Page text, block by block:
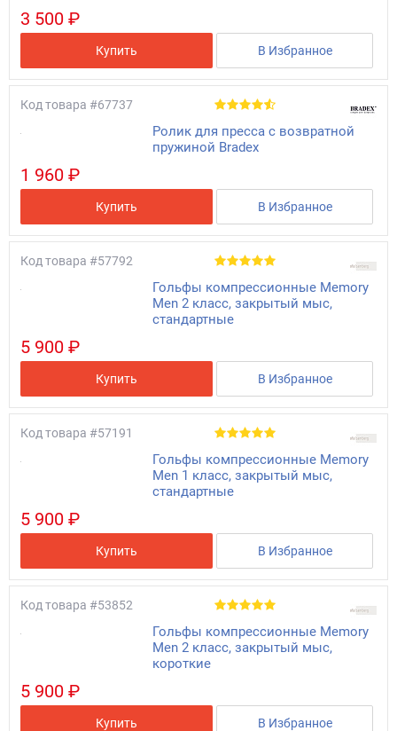
3 500 ₽
Купить В Избранное
Код товара #67737
Ролик для пресса с возвратной
пружиной Bradex
1 960 ₽
Купить В Избранное
Код товара #57792
Гольфы компрессионные Memory
Men 2 класс, закрытый мыс,
стандартные
5 900 ₽
Купить В Избранное
Код товара #57191
Гольфы компрессионные Memory
Men 1 класс, закрытый мыс,
стандартные
5 900 ₽
Купить В Избранное
Код товара #53852
Гольфы компрессионные Memory
Men 2 класс, закрытый мыс,
короткие
5 900 ₽
Купить В Избранное